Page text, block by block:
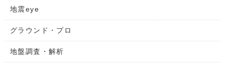
地震eye
グラウンド・プロ
地盤調査・解析